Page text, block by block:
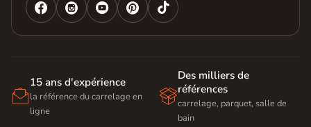
   

15 ans d'expérience
la référence du carrelage en
ligne

Des milliers de
références
carrelage, parquet, salle de
bain